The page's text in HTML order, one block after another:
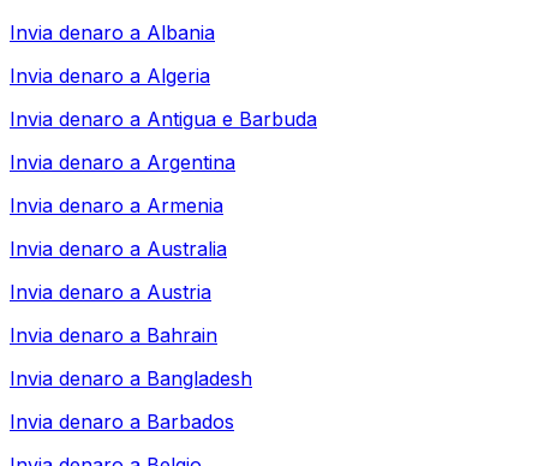
Invia denaro a Albania
Invia denaro a Algeria
Invia denaro a Antigua e Barbuda
Invia denaro a Argentina
Invia denaro a Armenia
Invia denaro a Australia
Invia denaro a Austria
Invia denaro a Bahrain
Invia denaro a Bangladesh
Invia denaro a Barbados